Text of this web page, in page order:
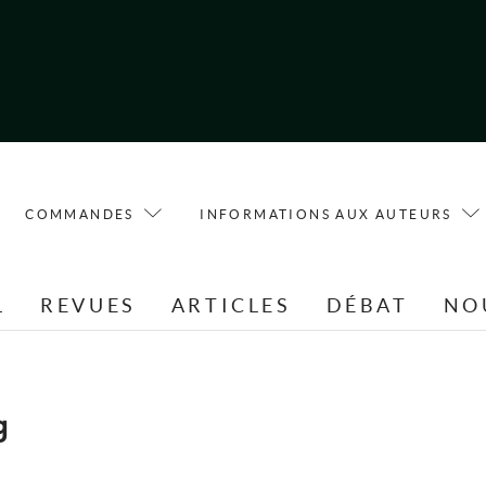
COMMANDES INFORMATIONS AUX AUTEURS
REVUES ARTICLES DÉBAT